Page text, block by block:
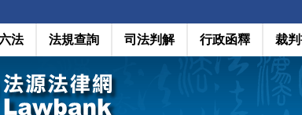
法 法規查詢 司法判解 行政函釋 裁